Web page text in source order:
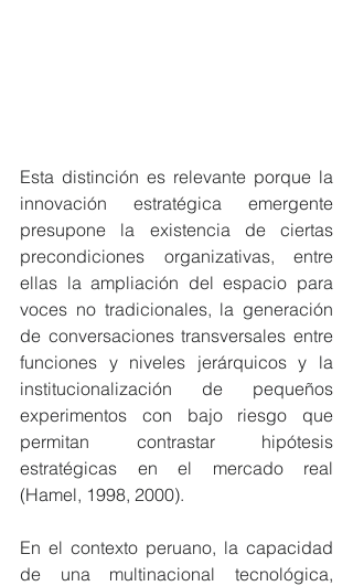
Esta distinción es relevante porque la
innovación estratégica emergente
presupone la existencia de ciertas
precondiciones organizativas, entre
ellas la ampliación del espacio para
voces no tradicionales, la generación
de conversaciones transversales entre
funciones y niveles jerárquicos y la
institucionalización de pequeños
experimentos con bajo riesgo que
permitan contrastar hipótesis
estratégicas en el mercado real
(Hamel, 1998, 2000).
En el contexto peruano, la capacidad
de una multinacional tecnológica,